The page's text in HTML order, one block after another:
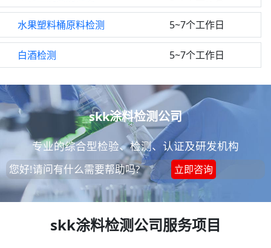
水果塑料桶原料检测 5~7个工作日
白酒检测 5~7个工作日
skk涂料检测公司
专业的综合型检验、检测、认证及研发机构
您好!请问有什么需要帮助吗? 立即咨询
skk涂料检测公司服务项目